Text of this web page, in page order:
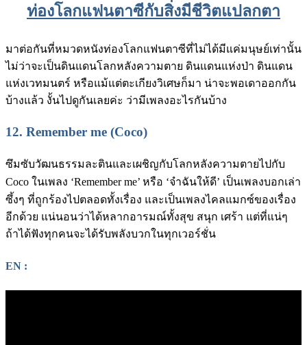
ท่องโลกแฟนตาซีกับสิ่งมีชีวิตแปลกตา
มาต่อกันที่หมวดหนังท่องโลกแฟนตาซีที่ไม่ได้มีแค่มนุษย์เท่านั้น
ไม่ว่าจะเป็นดินแดนโลกหลังความตาย ดินแดนแห่งป่า ดินแดน
แห่งเวทมนตร์ หรือแม้แต่ตะเกียงวิเศษก็มา น่าจะพอเดาออกกัน
บ้างแล้ว งั้นไปดูกันเลยค่ะ ว่ามีเพลงอะไรกันบ้าง
12. Remember me (Coco)
ซึมซับวัฒนธรรมละตินและเผชิญกับโลกหลังความตายไปกับ
Coco ในเพลง ‘Remember me’ หรือ ‘จำฉันให้ดี’ เป็นเพลงบอกเล่า
ซึ้งๆ ที่ถูกร้องไปตลอดทั้งเรื่อง และเป็นเพลงไคลแมกซ์ของเรื่อง
อีกด้วย แน่นอนว่าได้หลากอารมณ์ทั้งสุข สนุก เศร้า แต่ที่แน่ๆ
ถ้าได้ฟังทุกคนจะได้รับพลังบวกในทุกเวอร์ชั่น
EN :